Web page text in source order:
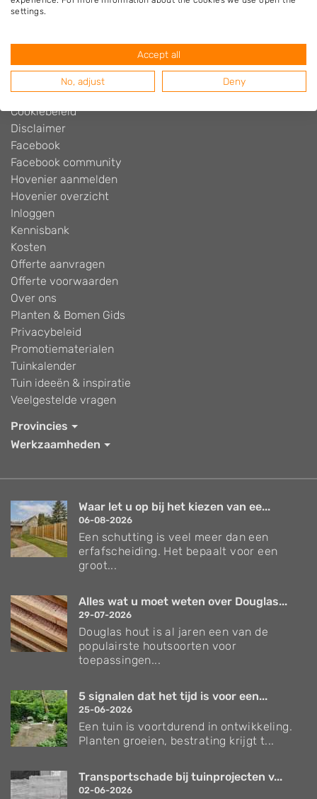
Hovenier.nl
Algemene voorwaarden
Contact
Cookiebeleid
Disclaimer
Facebook
Facebook community
Hovenier aanmelden
Hovenier overzicht
Inloggen
Kennisbank
Kosten
Offerte aanvragen
Offerte voorwaarden
Over ons
Planten & Bomen Gids
Privacybeleid
Promotiematerialen
Tuinkalender
Tuin ideeën & inspiratie
Veelgestelde vragen
Provincies
Werkzaamheden
Waar let u op bij het kiezen van ee...
06-08-2026
Een schutting is veel meer dan een
erfafscheiding. Het bepaalt voor een
groot...
Alles wat u moet weten over Douglas...
29-07-2026
Douglas hout is al jaren een van de
populairste houtsoorten voor
toepassingen...
5 signalen dat het tijd is voor een...
25-06-2026
Een tuin is voortdurend in ontwikkeling.
Planten groeien, bestrating krijgt t...
Transportschade bij tuinprojecten v...
02-06-2026
settings.
Accept all
No, adjust Deny